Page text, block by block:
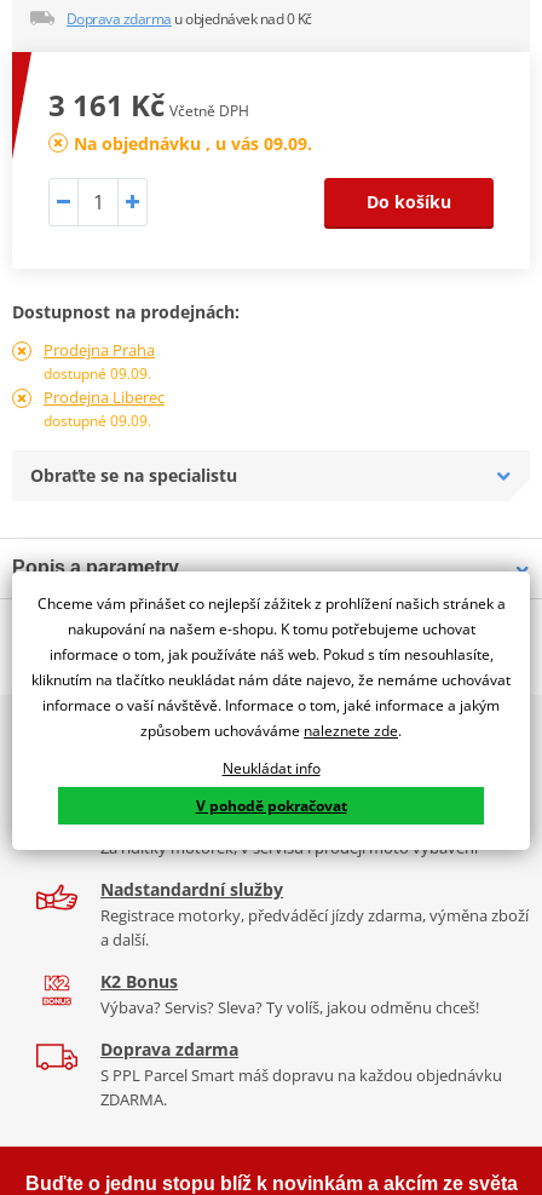
Doprava zdarma u objednávek nad 0 Kč
3 161 Kč Včetně DPH
Na objednávku , u vás 09.09.
Do košíku
Dostupnost na prodejnách:
Prodejna Praha
dostupné 09.09.
Prodejna Liberec
dostupné 09.09.
Obraťte se na specialistu
Popis a parametry
Jsme autorizovaný
dealer značky PUIG
RACING SCREEN YAMAHA FZ6 FAZER 04-08 C/BLUE
Tabulka velikostí
Co když mi to nebude
O výrobci
PUIG byl založen v roce 1964 ve Španělsku. Vyrábí se ve městě
Granollers poblíž Barcelony na ploše 8 000 m² v objektu, který se
dělí na 3 části: komerční, odlitkovou a kovových součástek. Již 40
let se účastní nejslavnějších závodů motocyklů po celém světě. V
naší nabídce naleznete doplňky a příslušenství například: plexi,
padací protektory a mnoho dalšího.
Zobrazit všechny produktyznačky PUIG
2x multibrand showroom
díly, to vše v Praze a Liberci
Více než 30 let zkušeností
Za řídítky motorek, v servisu i prodeji moto vybavení
Nadstandardní služby
Registrace motorky, předváděcí jízdy zdarma, výměna zboží
a další.
K2 Bonus
Výbava? Servis? Sleva? Ty volíš, jakou odměnu chceš!
Doprava zdarma
S PPL Parcel Smart máš dopravu na každou objednávku
ZDARMA.
Buďte o jednu stopu blíž k novinkám a akcím ze světa
Chceme vám přinášet co nejlepší zážitek z prohlížení našich stránek a
nakupování na našem e-shopu. K tomu potřebujeme uchovat
informace o tom, jak používáte náš web. Pokud s tím nesouhlasíte,
kliknutím na tlačítko neukládat nám dáte najevo, že nemáme uchovávat
informace o vaší návštěvě. Informace o tom, jaké informace a jakým
způsobem uchováváme naleznete zde.
Neukládat info
V pohodě pokračovat